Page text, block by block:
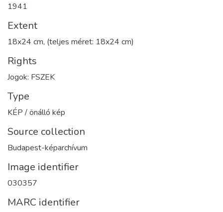
1941
Extent
18x24 cm, (teljes méret: 18x24 cm)
Rights
Jogok: FSZEK
Type
KÉP / önálló kép
Source collection
Budapest-képarchívum
Image identifier
030357
MARC identifier